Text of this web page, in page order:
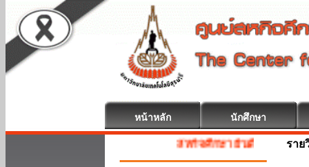
หน้าหลัก นักศึกษา
สหกิจศึกษา ยินดีต้อนรับ ราย